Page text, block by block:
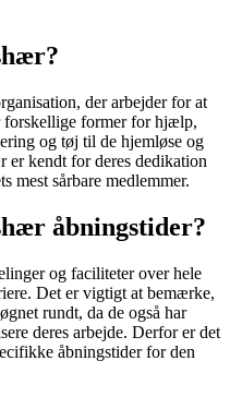
der arbejder for at
former for hjælp,
og tøj til de hjemløse og
kendt for deres dedikation
mest sårbare medlemmer.
åbningstider?
og faciliteter over hele
Det er vigtigt at bemærke,
rundt, da de også har
deres arbejde. Derfor er det
åbningstider for den